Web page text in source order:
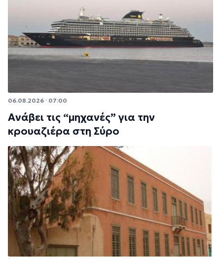
06.08.2026 · 07:00
Ανάβει τις “μηχανές” για την
κρουαζιέρα στη Σύρο